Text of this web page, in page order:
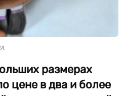
размерах
цене в два и более